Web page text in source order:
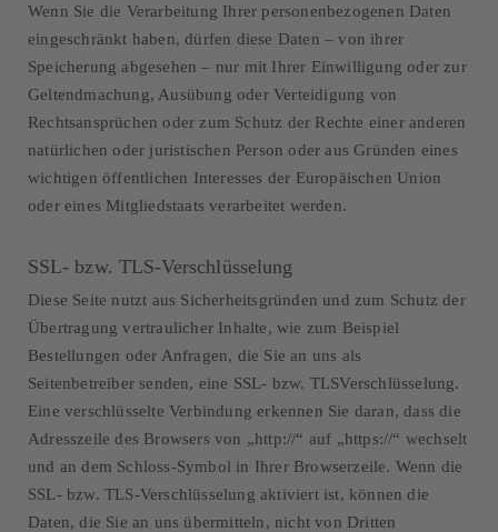
Wenn Sie die Verarbeitung Ihrer personenbezogenen Daten
eingeschränkt haben, dürfen diese Daten – von ihrer
Speicherung abgesehen – nur mit Ihrer Einwilligung oder zur
Geltendmachung, Ausübung oder Verteidigung von
Rechtsansprüchen oder zum Schutz der Rechte einer anderen
natürlichen oder juristischen Person oder aus Gründen eines
wichtigen öffentlichen Interesses der Europäischen Union
oder eines Mitgliedstaats verarbeitet werden.
SSL- bzw. TLS-Verschlüsselung
Diese Seite nutzt aus Sicherheitsgründen und zum Schutz der
Übertragung vertraulicher Inhalte, wie zum Beispiel
Bestellungen oder Anfragen, die Sie an uns als
Seitenbetreiber senden, eine SSL- bzw. TLSVerschlüsselung.
Eine verschlüsselte Verbindung erkennen Sie daran, dass die
Adresszeile des Browsers von „http://“ auf „https://“ wechselt
und an dem Schloss-Symbol in Ihrer Browserzeile. Wenn die
SSL- bzw. TLS-Verschlüsselung aktiviert ist, können die
Daten, die Sie an uns übermitteln, nicht von Dritten